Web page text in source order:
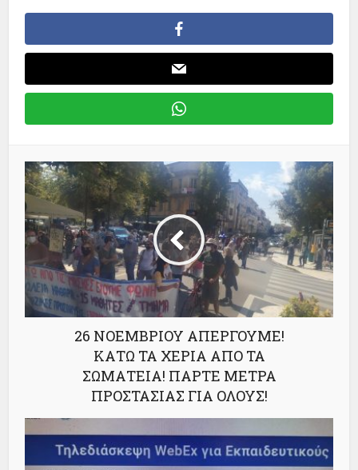
26 ΝΟΕΜΒΡΙΟΥ ΑΠΕΡΓΟΥΜΕ!
ΚΑΤΩ ΤΑ ΧΕΡΙΑ ΑΠΟ ΤΑ
ΣΩΜΑΤΕΙΑ! ΠΑΡΤΕ ΜΕΤΡΑ
ΠΡΟΣΤΑΣΙΑΣ ΓΙΑ ΟΛΟΥΣ!